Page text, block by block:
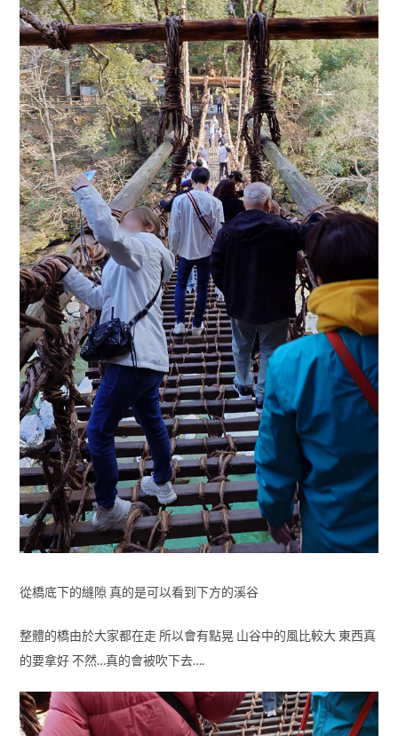
從橋底下的縫隙 真的是可以看到下方的溪谷
整體的橋由於大家都在走 所以會有點晃 山谷中的風比較大 東西真
的要拿好 不然…真的會被吹下去….